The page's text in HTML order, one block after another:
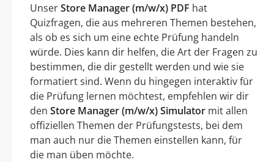
UnserStore Manager (m/w/x) PDF hat
Quizfragen, die aus mehreren Themen bestehen,
als ob es sich um eine echte Prüfung handeln
würde. Dies kann dir helfen, die Art der Fragen zu
bestimmen, die dir gestellt werden und wie sie
formatiert sind. Wenn du hingegen interaktiv für
die Prüfung lernen möchtest, empfehlen wir dir
den Store Manager (m/w/x) Simulator mit allen
offiziellen Themen der Prüfungstests, bei dem
man auch nur die Themen einstellen kann, für
die man üben möchte.